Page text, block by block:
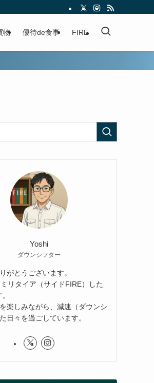
物 優待de食事 FIRE
Yoshi
ダウンシフター
がとうございます。
リタイア（サイドFIRE）した
楽しみながら、減速（ダウンシ
日々を過ごしています。